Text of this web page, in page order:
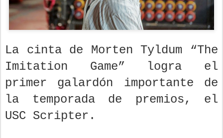
La cinta de Morten Tyldum “The
Imitation Game” logra el
primer galardón importante de
la temporada de premios, el
USC Scripter.